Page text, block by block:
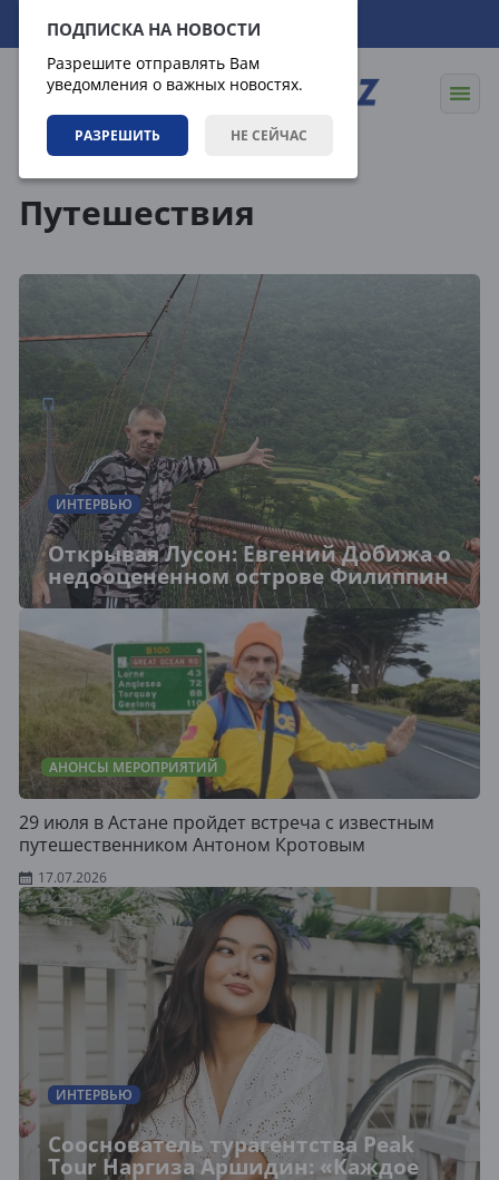
ПОДПИСКА НА НОВОСТИ
Разрешите отправлять Вам
уведомления о важных новостях.
РАЗРЕШИТЬ НЕ СЕЙЧАС
07.08.2026 00:51:15
Путешествия
ИНТЕРВЬЮ
Открывая Лусон: Евгений Добижа о
недооцененном острове Филиппин
АНОНСЫ МЕРОПРИЯТИЙ
29 июля в Астане пройдет встреча с известным
путешественником Антоном Кротовым
17.07.2026
ИНТЕРВЬЮ
Сооснователь турагентства Peak
Tour Наргиза Аршидин: «Каждое